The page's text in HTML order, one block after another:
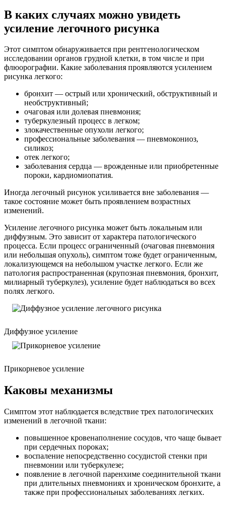
В каких случаях можно увидеть
усиление легочного рисунка
Этот симптом обнаруживается при рентгенологическом
исследовании органов грудной клетки, в том числе и при
флюорографии. Какие заболевания проявляются усилением
рисунка легкого:
бронхит — острый или хронический, обструктивный и
необструктивный;
очаговая или долевая пневмония;
туберкулезный процесс в легком;
злокачественные опухоли легкого;
профессиональные заболевания — пневмокониоз,
силикоз;
отек легкого;
заболевания сердца — врожденные или приобретенные
пороки, кардиомиопатия.
Иногда легочный рисунок усиливается вне заболевания —
такое состояние может быть проявлением возрастных
изменений.
Усиление легочного рисунка может быть локальным или
диффузным. Это зависит от характера патологического
процесса. Если процесс ограниченный (очаговая пневмония
или небольшая опухоль), симптом тоже будет ограниченным,
локализующемся на небольшом участке легкого. Если же
патология распространенная (крупозная пневмония, бронхит,
милиарный туберкулез), усиление будет наблюдаться во всех
полях легкого.
Диффузное усиление
Прикорневое усиление
Каковы механизмы
Симптом этот наблюдается вследствие трех патологических
изменений в легочной ткани:
повышенное кровенаполнение сосудов, что чаще бывает
при сердечных пороках;
воспаление непосредственно сосудистой стенки при
пневмонии или туберкулезе;
появление в легочной паренхиме соединительной ткани
при длительных пневмониях и хроническом бронхите, а
также при профессиональных заболеваниях легких.